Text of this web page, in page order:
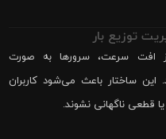
توزیع بار
افت سرعت، سرورها به صورت
ساختار باعث می‌شود کاربران
قطعی ناگهانی نشوند.